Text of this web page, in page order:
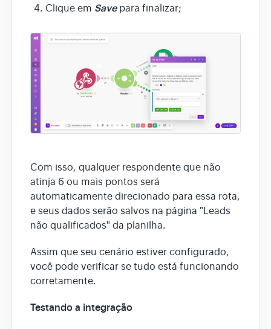
Clique em Savepara finalizar;
Com isso, qualquer respondente que não
atinja 6 ou mais pontos será
automaticamente direcionado para essa rota,
e seus dados serão salvos na página "Leads
não qualificados" da planilha.
Assim que seu cenário estiver configurado,
você pode verificar se tudo está funcionando
corretamente.
Testando a integração